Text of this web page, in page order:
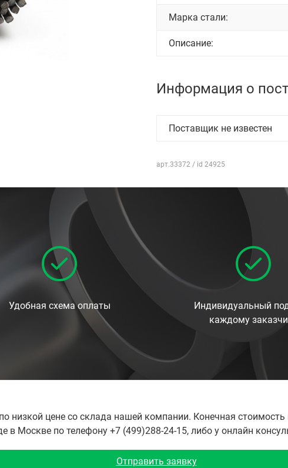
Марка стали:
Описание:
Информация о
Поставщик не известен
арт.33372 / id 24925
Удобная схема оплаты
Индивидуальный
каждому
низкой цене со склада нашей компании. Конечная
Москве по телефону +7 (499)288-24-15, либо у онлайн
Отправить заявку